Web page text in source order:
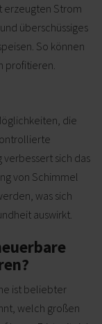
erzeugten Strom
überschüssiges
So können
profitieren.
die
sich das
von Schimmel
was sich
auswirkt.
ist beliebter
welch großen